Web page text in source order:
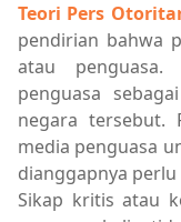
Teori Pers
pendirian bahwa
atau
penguasa
negara tersebut.
media penguasa
dianggapnya
Sikap kritis atau